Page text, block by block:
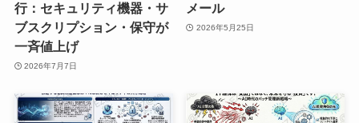
行：セキュリティ機器・サ
ブスクリプション・保守が
一斉値上げ
2026年7月7日
メール
2026年5月25日